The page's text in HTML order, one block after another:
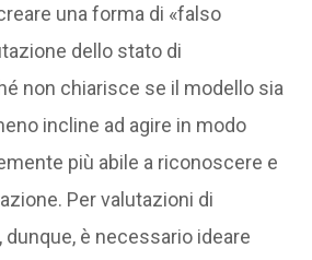
una forma di «falso
dello stato di
non chiarisce se il modello sia
incline ad agire in modo
più abile a riconoscere e
Per valutazioni di
è necessario ideare